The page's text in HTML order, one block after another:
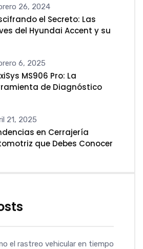
26, 2024
el Secreto: Las
del Hyundai Accent y su
6, 2025
MS906 Pro: La
de Diagnóstico
21, 2025
en Cerrajería
que Debes Conocer
el rastreo vehicular en tiempo